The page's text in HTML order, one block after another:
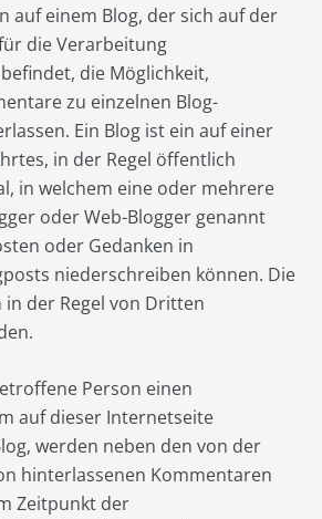
auf einem Blog, der sich auf der
die Verarbeitung
die Möglichkeit,
zu einzelnen Blog-
Ein Blog ist ein auf einer
in der Regel öffentlich
in welchem eine oder mehrere
oder Web-Blogger genannt
oder Gedanken in
niederschreiben können. Die
der Regel von Dritten
Person einen
auf dieser Internetseite
werden neben den von der
hinterlassenen Kommentaren
Zeitpunkt der